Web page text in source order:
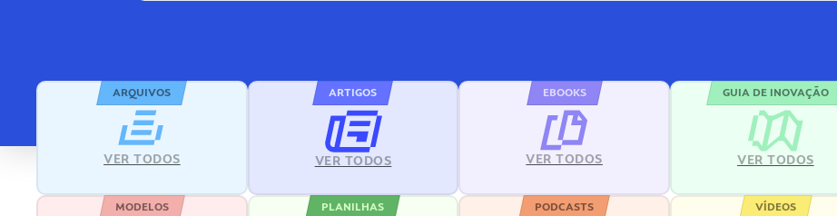
ARQUIVOS
VER TODOS
ARTIGOS
VER TODOS
EBOOKS
VER TODOS
GUIA DE INOVAÇÃO
VER TODOS
MODELOS PLANILHAS PODCASTS VÍDEOS